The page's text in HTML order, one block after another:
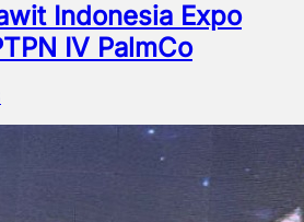
Indonesia Expo
IV PalmCo